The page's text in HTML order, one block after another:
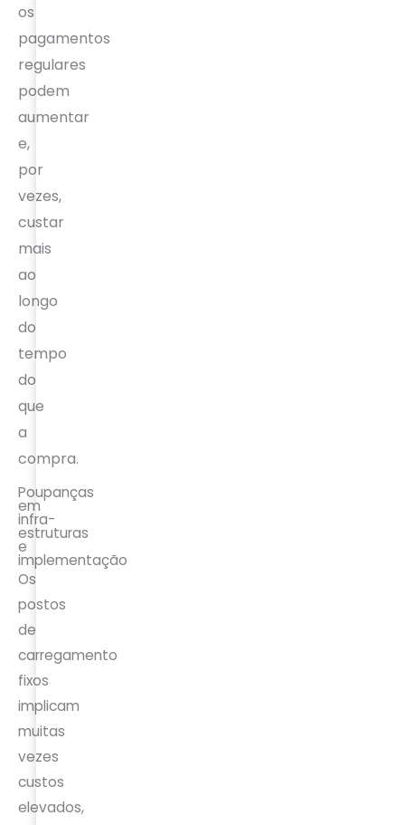
os
pagamentos
regulares
podem
aumentar
e,
por
vezes,
custar
mais
ao
longo
do
tempo
do
que
a
compra.
Poupanças
em
infra-
estruturas
e
implementação
Os
postos
de
carregamento
fixos
implicam
muitas
vezes
custos
elevados,